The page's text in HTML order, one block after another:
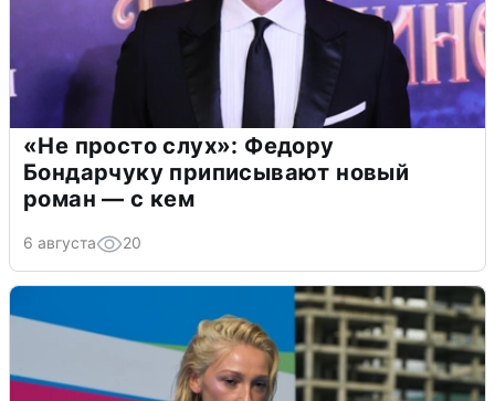
«Не просто слух»: Федору
Бондарчуку приписывают новый
роман — с кем
6 августа 20